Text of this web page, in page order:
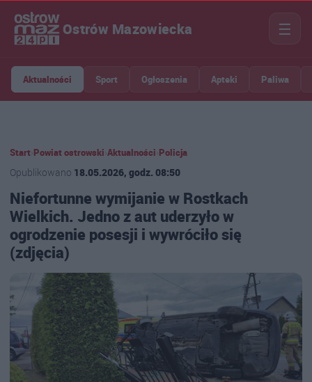
Ostrów Mazowiecka ☰
Aktualności Sport Ogłoszenia Apteki Paliwa
Start Powiat ostrowski Aktualności Policja
Opublikowano 18.05.2026, godz. 08:50
Niefortunne wymijanie w Rostkach
Wielkich. Jedno z aut uderzyło w
ogrodzenie posesji i wywróciło się
(zdjęcia)